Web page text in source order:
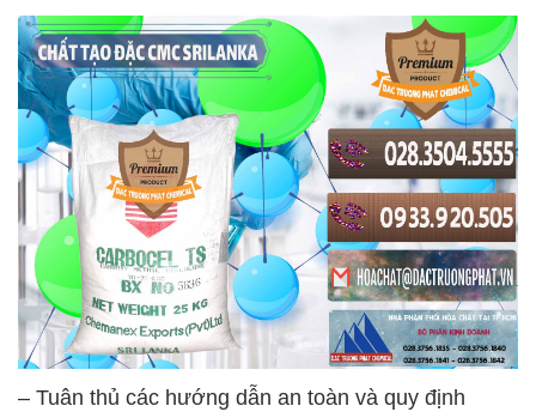
– Tuân thủ các hướng dẫn an toàn và quy định